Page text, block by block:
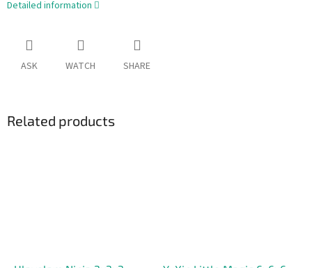
Detailed information
ASK WATCH SHARE
Related products